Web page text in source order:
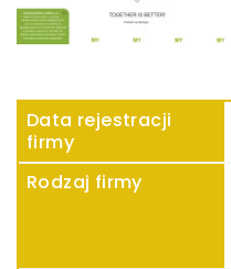
Data rejestracji
firmy
Rodzaj firmy